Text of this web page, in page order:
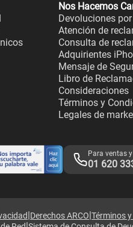
Nos Hacemos
Devoluciones
Atención de
Consulta de
Adquirientes
Mensaje de
Libro de
Consideraciones
Términos y
Legales de
Para ventas
01 620
|Derechos ARCO|Términos